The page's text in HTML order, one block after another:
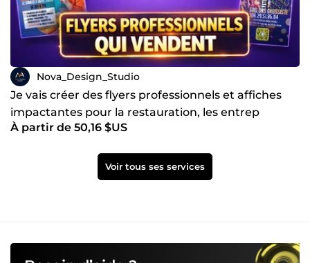
Nova_Design_Studio
Je vais créer des flyers professionnels et affiches
impactantes pour la restauration, les entrep
À partir de 50,16 $US
Voir tous ses services